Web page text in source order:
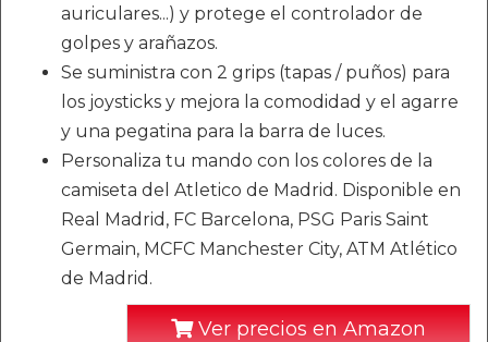
auriculares...) y protege el controlador de
golpes y arañazos.
Se suministra con 2 grips (tapas / puños) para
los joysticks y mejora la comodidad y el agarre
y una pegatina para la barra de luces.
Personaliza tu mando con los colores de la
camiseta del Atletico de Madrid. Disponible en
Real Madrid, FC Barcelona, PSG Paris Saint
Germain, MCFC Manchester City, ATM Atlético
de Madrid.
Ver precios en Amazon